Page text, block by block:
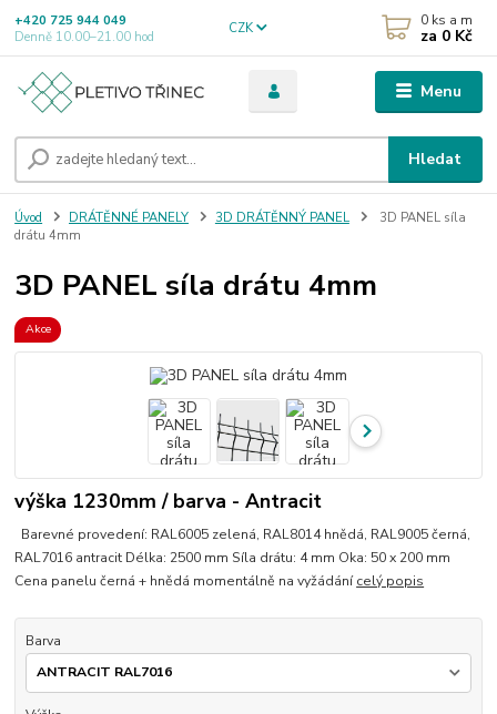
Menu
CZK
Hledat
+420 725 944 049
Denně 10.00–21.00 hod
0 ks a m
za 0 Kč
Úvod DRÁTĚNNÉ PANELY 3D DRÁTĚNNÝ PANEL
3D PANEL síla
drátu 4mm
3D PANEL síla drátu 4mm
Akce
výška 1230mm / barva - Antracit
Barevné provedení: RAL6005 zelená, RAL8014 hnědá, RAL9005 černá,
RAL7016 antracit Délka: 2500 mm Síla drátu: 4 mm Oka: 50 x 200 mm
Cena panelu černá + hnědá momentálně na vyžádánícelý popis
Barva